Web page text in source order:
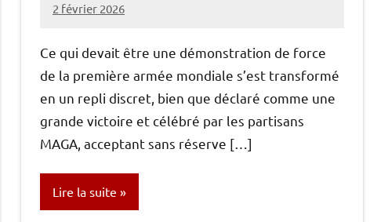
2 février 2026
Caporal
2
Ce qui devait être une démonstration de force
de la première armée mondiale s’est transformé
en un repli discret, bien que déclaré comme une
grande victoire et célébré par les partisans
MAGA, acceptant sans réserve […]
Lire la suite